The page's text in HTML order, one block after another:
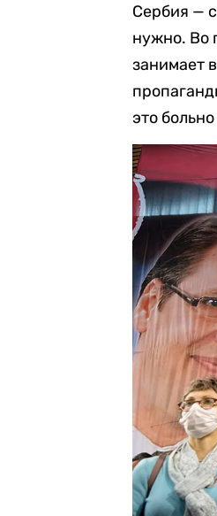
Сербия —
нужно. Во
занимает
это